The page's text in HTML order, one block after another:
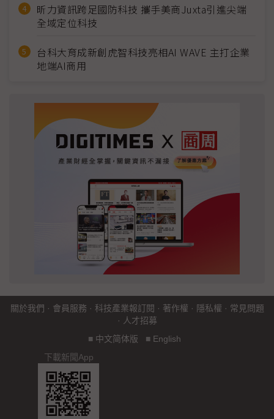
昕力資訊跨足國防科技 攜手美商Juxta引進尖端
全域定位科技
台科大育成新創虎智科技亮相AI WAVE 主打企業
地端AI商用
關於我們 · 會員服務 · 科技產業報訂閱 · 著作權 · 隱私權 · 常見問題
· 人才招募
■ 中文简体版 ■ English
下載新聞App